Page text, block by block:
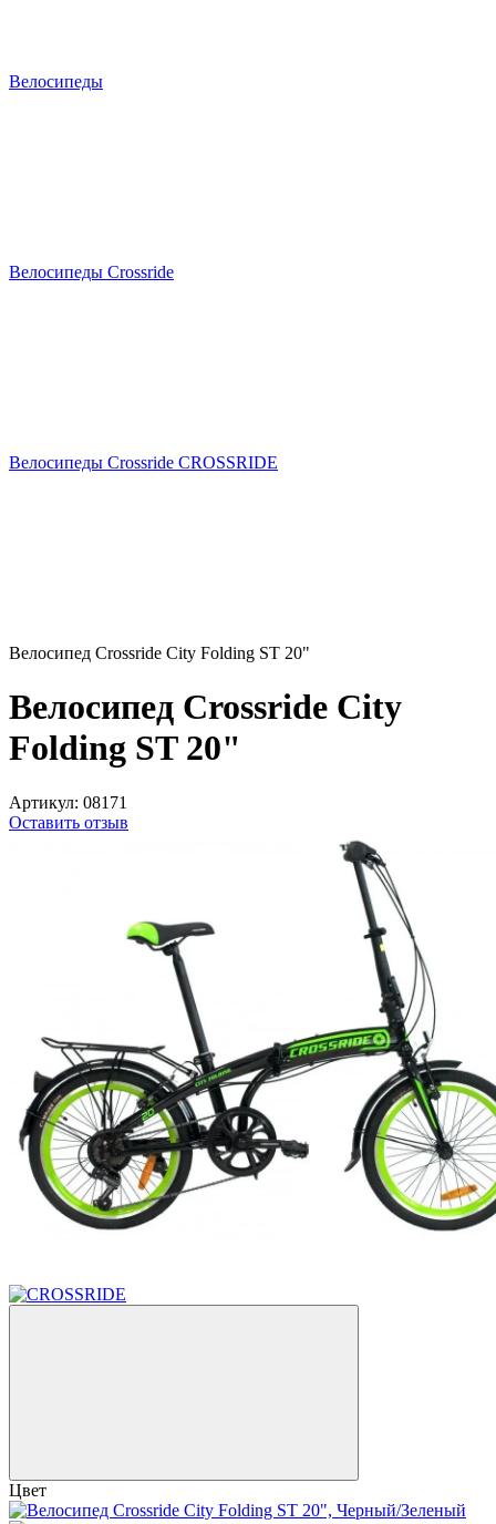
Велосипеды
Велосипеды Crossride
Велосипеды Crossride CROSSRIDE
Велосипед Crossride City Folding ST 20"
Велосипед Crossride City
Folding ST 20"
Артикул: 08171
Оставить отзыв
Цвет